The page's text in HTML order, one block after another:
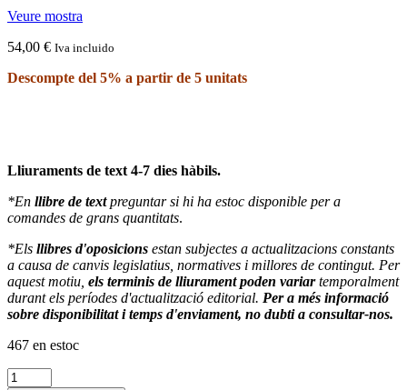
Veure mostra
54,00 € Iva incluido
Descompte del 5% a partir de 5 unitats
Lliuraments de text 4-7 dies hàbils.
*En llibre de textpreguntar si hi ha estoc disponible per a
comandes de grans quantitats.
*Els llibres d'oposicions estan subjectes a actualitzacions constants
a causa de canvis legislatius, normatives i millores de contingut. Per
aquest motiu, els terminis de lliurament poden variartemporalment
durant els períodes d'actualització editorial. Per a més informació
sobre disponibilitat i temps d'enviament, no dubti a consultar-nos.
467 en estoc
quantitat